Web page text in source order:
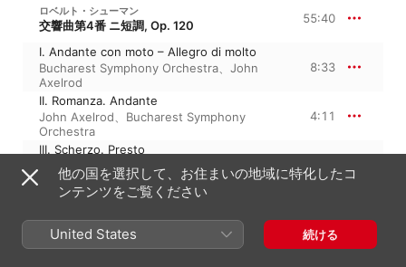
ロベルト・シューマン
交響曲第4番 ニ短調, Op. 120 55:40
I. Andante con moto – Allegro di molto
Bucharest Symphony Orchestra、 John
Axelrod
8:33
II. Romanza. Andante
John Axelrod、 Bucharest Symphony
Orchestra
4:11
III. Scherzo. Presto
Bucharest Symphony Orchestra 、
John
Axelrod
6:31
IV. Largo – Finale. Allegro vivace
Orchestra
I. Ziemlich langsam – Lebhaft
他の国を選択して、お住まいの地域に特化したコ
ンテンツをご覧ください
United States 続ける